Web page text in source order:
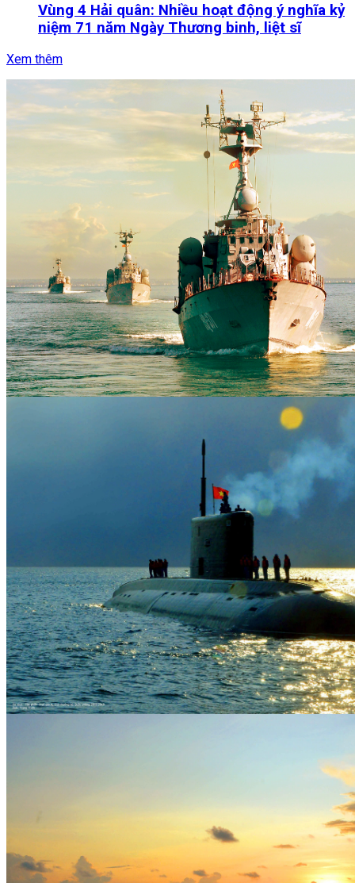
Vùng 4 Hải quân: Nhiều hoạt động ý nghĩa kỷ
niệm 71 năm Ngày Thương binh, liệt sĩ
Xem thêm